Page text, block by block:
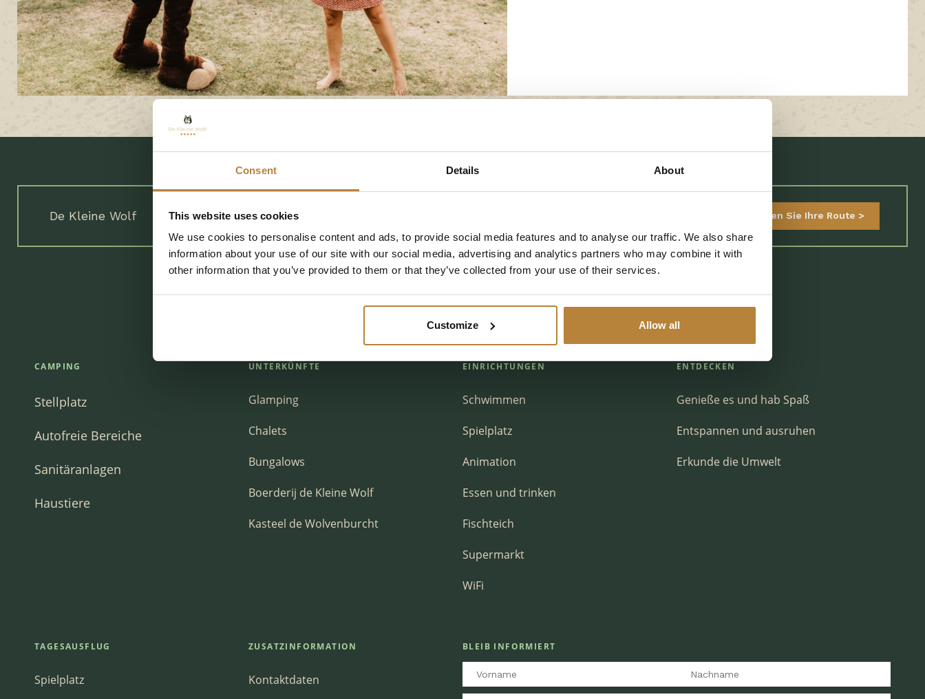
Consent Details About
This website uses cookies
We use cookies to personalise content and ads, to provide social media features and to analyse our traffic. We also share
information about your use of our site with our social media, advertising and analytics partners who may combine it with
other information that you’ve provided to them or that they’ve collected from your use of their services.
Customize Allow all
De Kleine Wolf Coevorderweg 25 7737 PE Stegeren (Ommen) Planen Sie Ihre Route
Folge De Kleine Wolf
CAMPING
Stellplatz
Autofreie Bereiche
Sanitäranlagen
Haustiere
UNTERKÜNFTE
Glamping
Chalets
Bungalows
Boerderij de Kleine Wolf
Kasteel de Wolvenburcht
EINRICHTUNGEN
Schwimmen
Spielplatz
Animation
Essen und trinken
Fischteich
Supermarkt
WiFi
ENTDECKEN
Genieße es und hab Spaß
Entspannen und ausruhen
Erkunde die Umwelt
TAGESAUSFLUG
Spielplatz
ZUSATZINFORMATION
Kontaktdaten
BLEIB INFORMIERT